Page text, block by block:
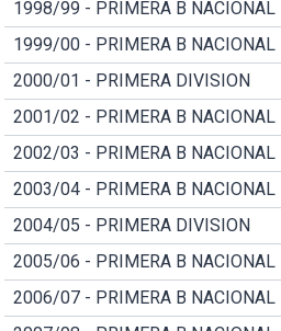
1998/99 - PRIMERA B NACIONAL
1999/00 - PRIMERA B NACIONAL
2000/01 - PRIMERA DIVISION
2001/02 - PRIMERA B NACIONAL
2002/03 - PRIMERA B NACIONAL
2003/04 - PRIMERA B NACIONAL
2004/05 - PRIMERA DIVISION
2005/06 - PRIMERA B NACIONAL
2006/07 - PRIMERA B NACIONAL